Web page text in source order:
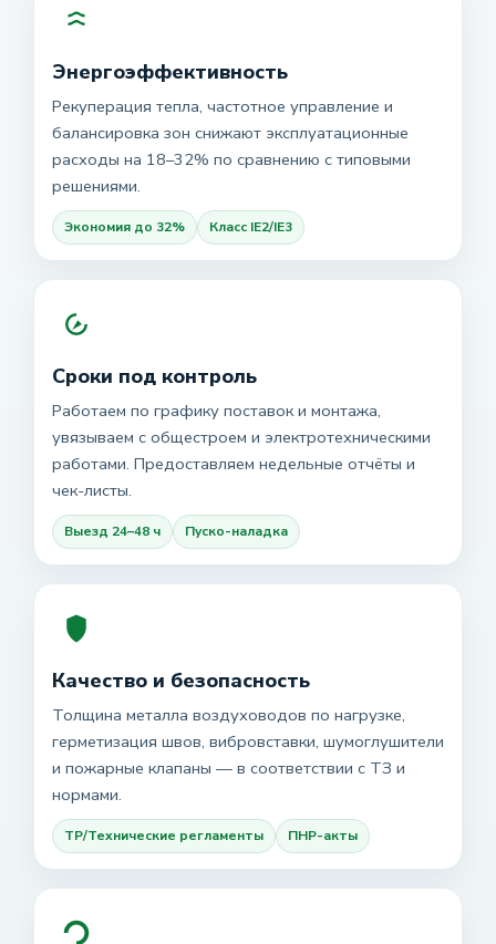
Энергоэффективность
Рекуперация тепла, частотное управление и
балансировка зон снижают эксплуатационные
расходы на 18–32% по сравнению с типовыми
решениями.
Экономия до 32% Класс IE2/IE3
Сроки под контроль
Работаем по графику поставок и монтажа,
увязываем с общестроем и электротехническими
работами. Предоставляем недельные отчёты и
чек-листы.
Выезд 24–48 ч Пуско-наладка
Качество и безопасность
Толщина металла воздуховодов по нагрузке,
герметизация швов, вибровставки, шумоглушители
и пожарные клапаны — в соответствии с ТЗ и
нормами.
ТР/Технические регламенты ПНР-акты